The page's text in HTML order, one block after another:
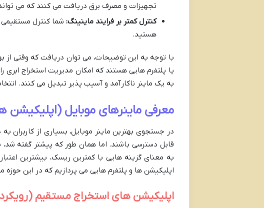
تجهیزات و مصرف برق دریافت می کنند که می
کنترل کمتر بر فرایند ماینینگ: شما کنترل مستقیمی
هستید.
با توجه به این توضیحات، می توان دریافت که وقتی
یا پلتفرم هایی هستند که امکان مدیریت استخراج ابری
به یک ماینر ناکارآمد و آسیب پذیر تبدیل می کنند.
معرفی ماینرهای موبایل (اپلیکیشن
در جستجوی بهترین ماینر موبایل، بسیاری از
قابل دسترسی باشند. اما همان طور که پیشتر گفته شد،
به معنای گزینه هایی با کمترین ریسک، بیشترین
اپلیکیشن ها و پلتفرم هایی می پردازیم که در این
اپلیکیشن های استخراج مستقیم